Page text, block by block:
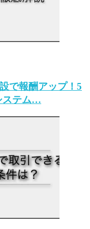
で報酬アップ！5
ステム…